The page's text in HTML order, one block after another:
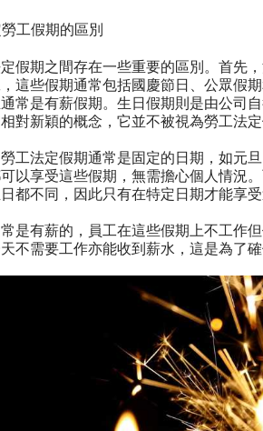
工假期的區別
假期之間存在一些重要的區別。首先
這些假期通常包括國慶節日、公眾假
常是有薪假期。生日假期則是由公司
對新穎的概念，它並不被視為勞工法定
工法定假期通常是固定的日期，如元
以享受這些假期，無需擔心個人情況
都不同，因此只有在特定日期才能享受
是有薪的，員工在這些假期上不工作
不需要工作亦能收到薪水，這是為了